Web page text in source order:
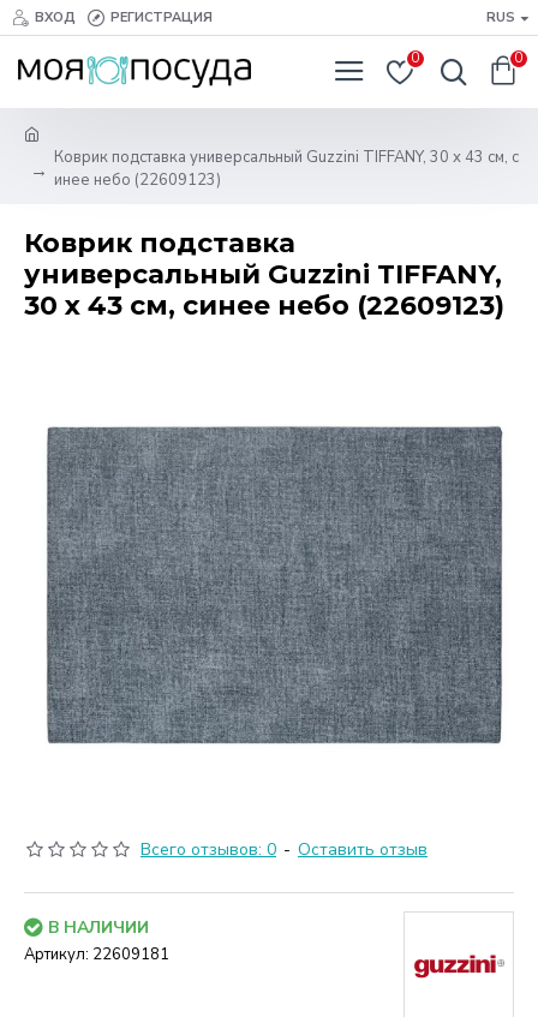
ВХОД РЕГИСТРАЦИЯ RUS
0 0
Коврик подставка универсальный Guzzini TIFFANY, 30 х 43 см, с
инее небо (22609123)
Коврик подставка
универсальный Guzzini TIFFANY,
30 х 43 см, синее небо (22609123)
Всего отзывов: 0 - Оставить отзыв
В НАЛИЧИИ
Артикул: 22609181